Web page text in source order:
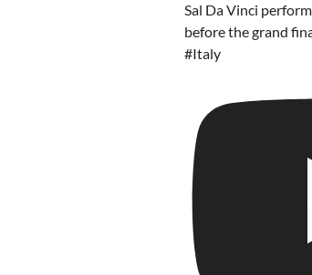
Sal Da Vinci
before the grand
#Italy